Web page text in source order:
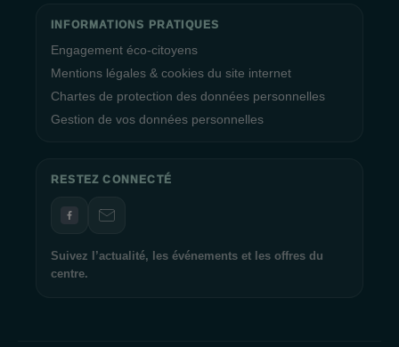
INFORMATIONS PRATIQUES
Engagement éco-citoyens
Mentions légales & cookies du site internet
Chartes de protection des données personnelles
Gestion de vos données personnelles
RESTEZ CONNECTÉ
Suivez l’actualité, les événements et les offres du
centre.